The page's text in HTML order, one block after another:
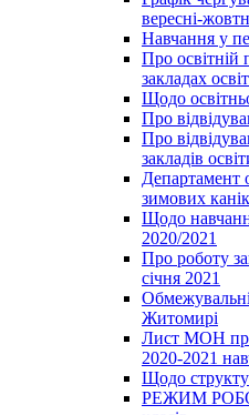
вересні-
Навчання у
Про освітній
закладах
Щодо
Про
Про
закладів
Департамент
зимових
Щодо
2020/2021
Про роботу
січня 2021
Житомирі
Лист МОН про
2020-2021
Щодо
РЕЖИМ